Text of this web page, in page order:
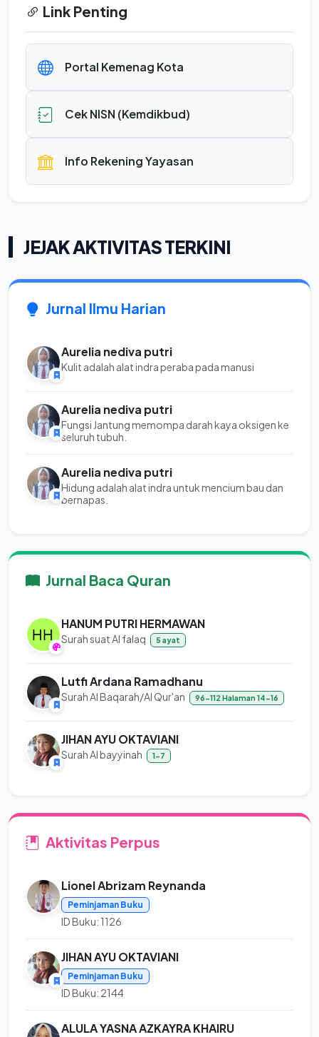
Link Penting
Portal Kemenag Kota
Cek NISN (Kemdikbud)
Info Rekening Yayasan
JEJAK AKTIVITAS TERKINI
Jurnal Ilmu Harian
Aurelia nediva putri
Kulit adalah alat indra peraba pada manusi
Aurelia nediva putri
Fungsi Jantung memompa darah kaya oksigen ke
seluruh tubuh.
Aurelia nediva putri
Hidung adalah alat indra untuk mencium bau dan
bernapas.
Jurnal Baca Quran
HANUM PUTRI HERMAWAN
Surah suat Al falaq 5 ayat
Lutfi Ardana Ramadhanu
Surah Al Baqarah/Al Qur'an 96-112 Halaman 14-16
JIHAN AYU OKTAVIANI
Surah Al bayyinah 1-7
Aktivitas Perpus
Lionel Abrizam Reynanda
Peminjaman Buku
ID Buku: 1126
JIHAN AYU OKTAVIANI
Peminjaman Buku
ID Buku: 2144
ALULA YASNA AZKAYRA KHAIRU